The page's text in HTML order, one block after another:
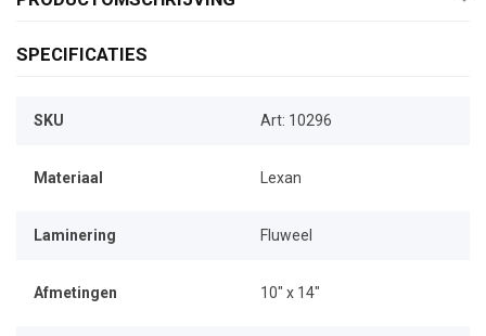
SPECIFICATIES
SKU Art: 10296
Materiaal Lexan
Laminering Fluweel
Afmetingen 10" x 14"